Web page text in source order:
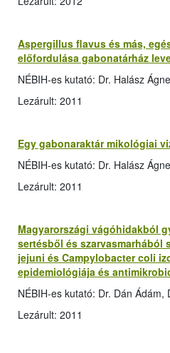
Aspergillus flavus és más,
előfordulása gabonatárház
NÉBIH-es kutató: Dr. Halász
Lezárult: 2011
Egy gabonaraktár mikológiai
NÉBIH-es kutató: Dr. Halász
Lezárult: 2011
Magyarországi vágóhidakból
sertésből és szarvasmarhából
jejuni és Campylobacter coli
epidemiológiája és
NÉBIH-es kutató: Dr. Dán Ádám,
Lezárult: 2011